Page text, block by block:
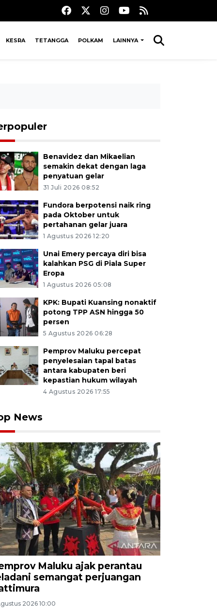
KESRA TETANGGA POLKAM LAINNYA
Benavidez dan Mikaelian
semakin dekat dengan laga
penyatuan gelar
31 Juli 2026 08:52
Fundora berpotensi naik ring
pada Oktober untuk
pertahanan gelar juara
1 Agustus 2026 12:20
Unai Emery percaya diri bisa
kalahkan PSG di Piala Super
Eropa
1 Agustus 2026 05:08
KPK: Bupati Kuansing nonaktif
potong TPP ASN hingga 50
persen
5 Agustus 2026 06:28
Pemprov Maluku percepat
penyelesaian tapal batas
antara kabupaten beri
kepastian hukum wilayah
4 Agustus 2026 17:55
News
Maluku ajak perantau
semangat perjuangan
2026 10:00